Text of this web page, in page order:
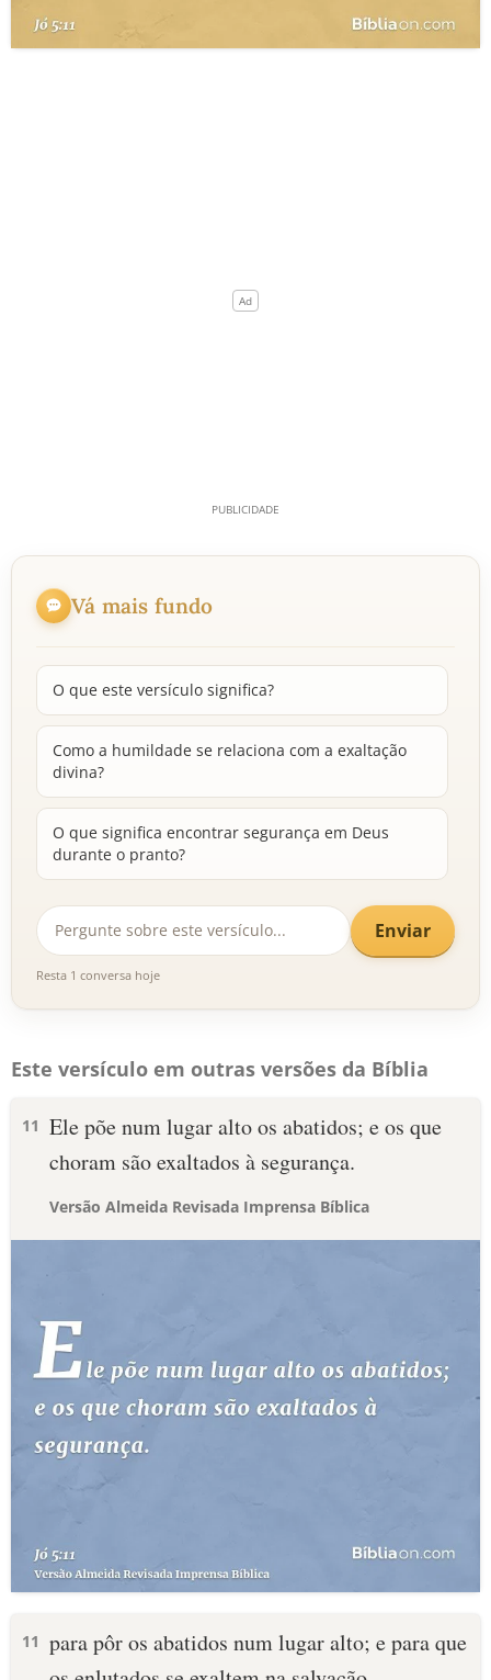
TERMO BÍBLICO
Vá mais fundo
O que este versículo significa?
Como a humildade se relaciona com a exaltação
divina?
O que significa encontrar segurança em Deus
durante o pranto?
Enviar
Resta 1 conversa hoje
Este versículo em outras versões da Bíblia
11 Ele põe num lugar alto os abatidos; e os que
choram são exaltados à segurança.
Versão Almeida Revisada Imprensa Bíblica
11 para pôr os abatidos num lugar alto; e para que